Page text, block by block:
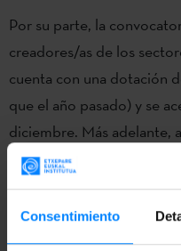
Consentimiento
Por su parte, la
creadores/as de los
cuenta con una dotación
que el año pasado) y se
diciembre. Más adelante,
convocatoria de 30.000
movilidad de actividades
Criterios de puntuación